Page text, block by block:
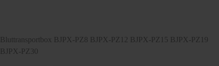
Bluttransportbox BJPX-PZ8 BJPX-PZ12 BJPX-PZ15 BJPX-PZ19
BJPX-PZ30